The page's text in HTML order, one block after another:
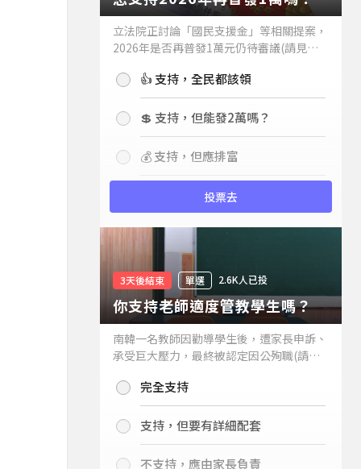
立法院正討論「國民支援金」等相關提案，
2026年是否再普發1萬元仍待審議(請見下
持嗎？👍 支持，全民都該領
💲 支持，但能發2萬嗎？
💰 支持，但應排富
投票去
3天後結束 單選 2.6K人已投
你支持老師適度管教學生嗎？
南韓一名教師因勸導學生後，遭家長申訴、
承受巨大壓力，最終被認定因公殉職(請見
你支持老師適度管教學生嗎？
完全支持
支持，但要有詳細配套
不支持，應由家長負責